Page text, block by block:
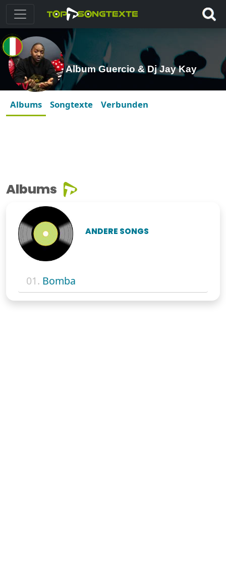
Album Guercio & Dj Jay Kay
Albums Songtexte Verbunden
Albums
ANDERE SONGS
01. Bomba